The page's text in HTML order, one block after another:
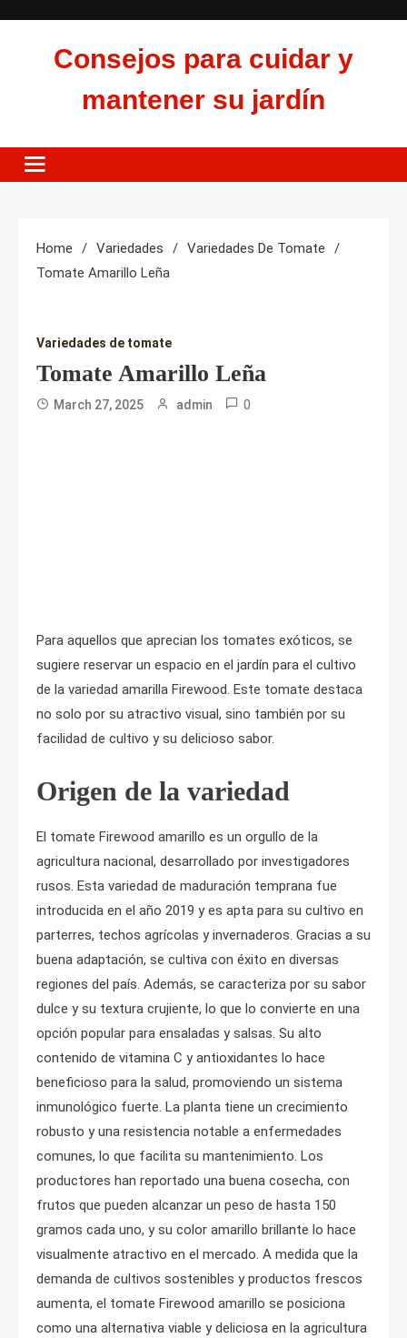
Consejos para cuidar y
mantener su jardín
Home Variedades
Variedades De Tomate
Tomate Amarillo Leña
Variedades de tomate
Tomate Amarillo Leña
March 27, 2025 admin 0
Para aquellos que aprecian los tomates exóticos, se
sugiere reservar un espacio en el jardín para el cultivo
de la variedad amarilla Firewood. Este tomate destaca
no solo por su atractivo visual, sino también por su
facilidad de cultivo y su delicioso sabor.
Origen de la variedad
El tomate Firewood amarillo es un orgullo de la
agricultura nacional, desarrollado por investigadores
rusos. Esta variedad de maduración temprana fue
introducida en el año 2019 y es apta para su cultivo en
parterres, techos agrícolas y invernaderos. Gracias a su
buena adaptación, se cultiva con éxito en diversas
regiones del país. Además, se caracteriza por su sabor
dulce y su textura crujiente, lo que lo convierte en una
opción popular para ensaladas y salsas. Su alto
contenido de vitamina C y antioxidantes lo hace
beneficioso para la salud, promoviendo un sistema
inmunológico fuerte. La planta tiene un crecimiento
robusto y una resistencia notable a enfermedades
comunes, lo que facilita su mantenimiento. Los
productores han reportado una buena cosecha, con
frutos que pueden alcanzar un peso de hasta 150
gramos cada uno, y su color amarillo brillante lo hace
visualmente atractivo en el mercado. A medida que la
demanda de cultivos sostenibles y productos frescos
aumenta, el tomate Firewood amarillo se posiciona
como una alternativa viable y deliciosa en la agricultura